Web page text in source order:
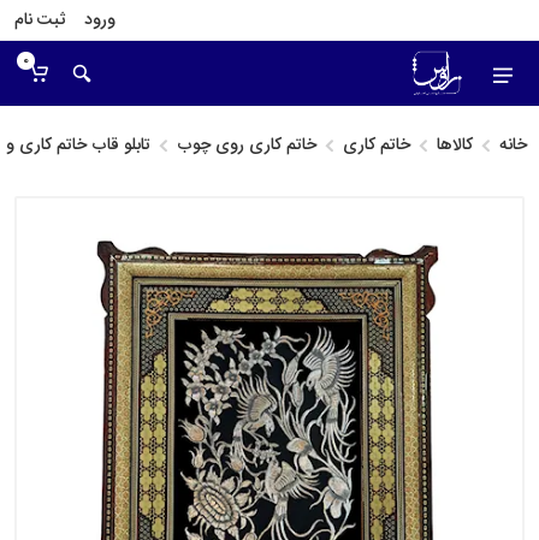
ورود ثبت نام
0
خانه کالاها خاتم کاری خاتم کاری روی چوب تابلو قاب خاتم